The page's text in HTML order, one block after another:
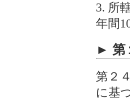
所
年間
► 第
第２
に基